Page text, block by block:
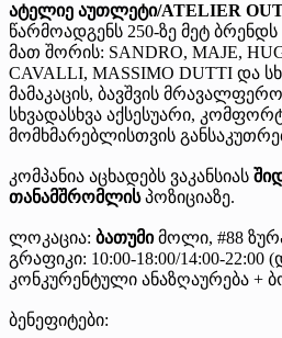
ატელიე აუთლეტი/ATELIER
წარმოადგენს 250-ზე მეტ
მათ შორის: SANDRO, MAJE,
CAVALLI, MASSIMO DUTTI და
მამაკაცის, ბავშვის
სხვადასხვა აქსესუარი,
მომხმარებლისთვის
კომპანია აცხადებს ვაკანსიას
თანამშრომლისპოზიციაზე.
ლოკაცია: ბათუმიმოლი, #88
გრაფიკი: 10:00-18:00/14:00-22:00
კონკურენტული ანაზღაურება +
ბენეფიტები: